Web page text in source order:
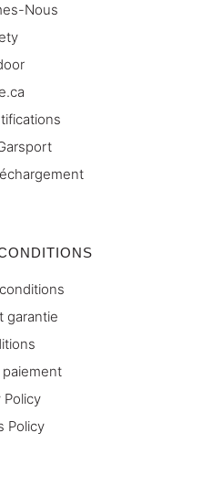
Nous
garantie
Policy
Policy